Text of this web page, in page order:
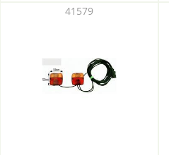
41579